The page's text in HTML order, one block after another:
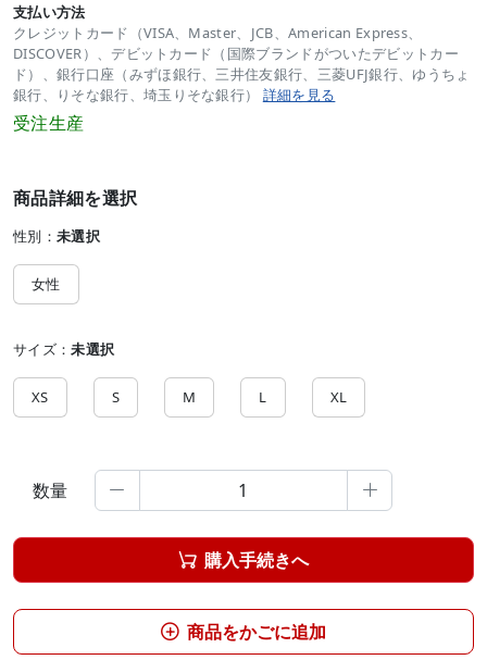
支払い方法
クレジットカード（VISA、Master、JCB、American Express、
DISCOVER）、デビットカード（国際ブランドがついたデビットカー
ド）、銀行口座（みずほ銀行、三井住友銀行、三菱UFJ銀行、ゆうちょ
銀行、りそな銀行、埼玉りそな銀行） 詳細を見る
受注生産
商品詳細を選択
性別： 未選択
女性
サイズ：未選択
XS S M L XL
数量  
 購入手続きへ
 商品をかごに追加